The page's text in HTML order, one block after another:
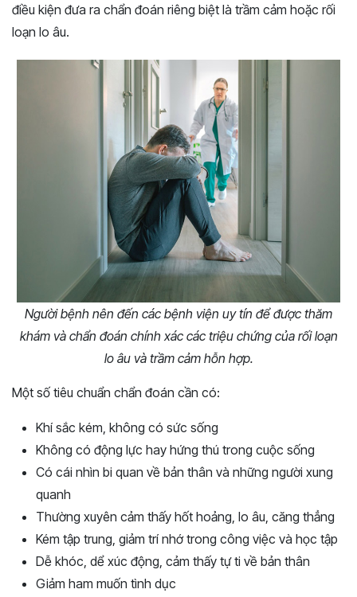
điều kiện đưa ra chẩn đoán riêng biệt là trầm cảm hoặc rối
loạn lo âu.
Người bệnh nên đến các bệnh viện uy tín để được thăm
khám và chẩn đoán chính xác các triệu chứng của rối loạn
lo âu và trầm cảm hỗn hợp.
Một số tiêu chuẩn chẩn đoán cần có:
Khí sắc kém, không có sức sống
Không có động lực hay hứng thú trong cuộc sống
Có cái nhìn bi quan về bản thân và những người xung
quanh
Thường xuyên cảm thấy hốt hoảng, lo âu, căng thẳng
Kém tập trung, giảm trí nhớ trong công việc và học tập
Dễ khóc, dể xúc động, cảm thấy tự ti về bản thân
Giảm ham muốn tình dục